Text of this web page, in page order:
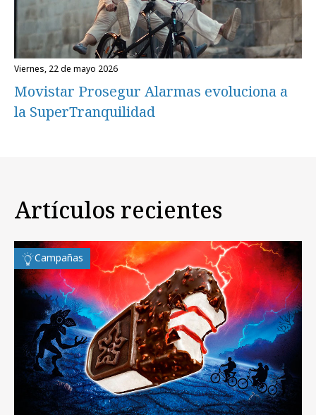
viernes, 22 de mayo 2026
Movistar Prosegur Alarmas evoluciona a
la SuperTranquilidad
Artículos recientes
Campañas